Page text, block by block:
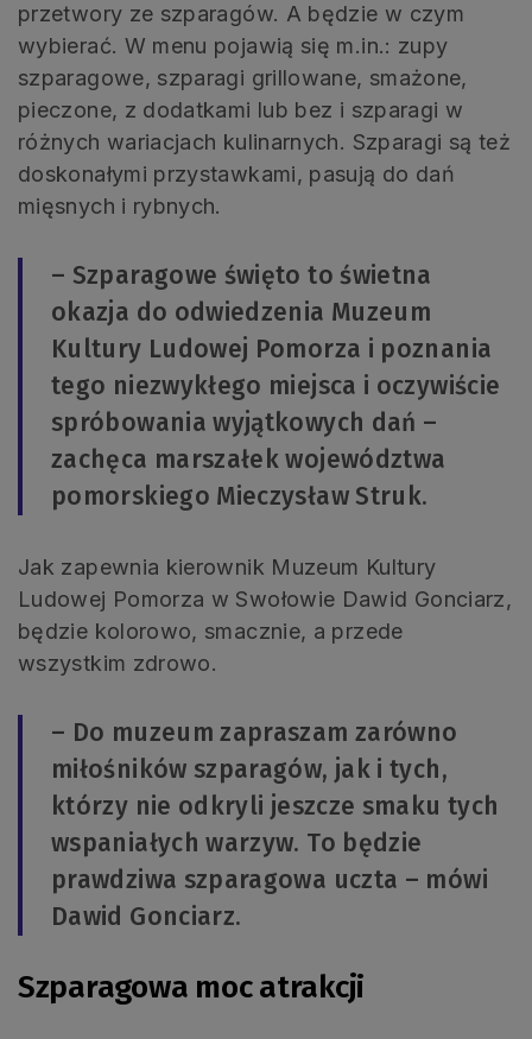
przetwory ze szparagów. A będzie w czym
wybierać. W menu pojawią się m.in.: zupy
szparagowe, szparagi grillowane, smażone,
pieczone, z dodatkami lub bez i szparagi w
różnych wariacjach kulinarnych. Szparagi są też
doskonałymi przystawkami, pasują do dań
mięsnych i rybnych.
– Szparagowe święto to świetna
okazja do odwiedzenia Muzeum
Kultury Ludowej Pomorza i poznania
tego niezwykłego miejsca i oczywiście
spróbowania wyjątkowych dań –
zachęca marszałek województwa
pomorskiego Mieczysław Struk.
Jak zapewnia kierownik Muzeum Kultury
Ludowej Pomorza w Swołowie Dawid Gonciarz,
będzie kolorowo, smacznie, a przede
wszystkim zdrowo.
– Do muzeum zapraszam zarówno
miłośników szparagów, jak i tych,
którzy nie odkryli jeszcze smaku tych
wspaniałych warzyw. To będzie
prawdziwa szparagowa uczta – mówi
Dawid Gonciarz.
Szparagowa moc atrakcji